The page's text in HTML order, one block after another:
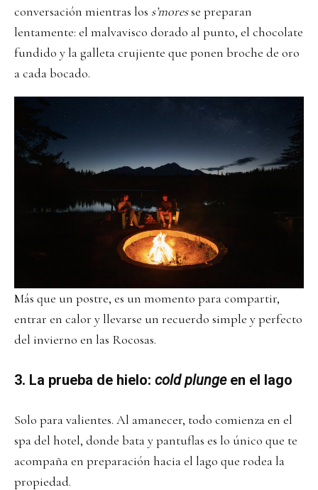
conversación mientras los s’moresse preparan
lentamente: el malvavisco dorado al punto, el chocolate
fundido y la galleta crujiente que ponen broche de oro
a cada bocado.
Más que un postre, es un momento para compartir,
entrar en calor y llevarse un recuerdo simple y perfecto
del invierno en las Rocosas.
3. La prueba de hielo: cold plungeen el lago
Solo para valientes. Al amanecer, todo comienza en el
spa del hotel, donde bata y pantuflas es lo único que te
acompaña en preparación hacia el lago que rodea la
propiedad.